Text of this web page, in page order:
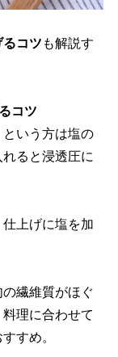
コツ も解説す
コツ
いう方は塩の
ると浸透圧に
仕上げに塩を加
繊維質がほぐ
理に合わせて
すめ。